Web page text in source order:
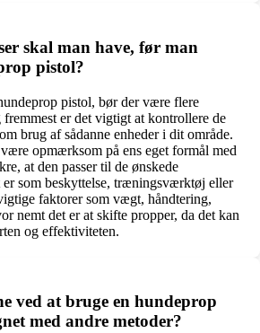
skal man have, før man
pistol?
pistol, bør der være flere
fremmest er det vigtigt at kontrollere de
brug af sådanne enheder i dit område.
opmærksom på ens eget formål med
at den passer til de ønskede
er som beskyttelse, træningsværktøj eller
faktorer som vægt, håndtering,
nemt det er at skifte propper, da det kan
og effektiviteten.
ved at bruge en hundeprop
med andre metoder?